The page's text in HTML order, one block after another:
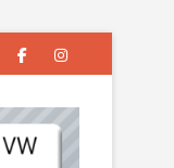
facebookinstagram